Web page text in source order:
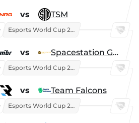
vs TSM
Esports World Cup 2026
vs Spacestation Gaming
Esports World Cup 2026
vs Team Falcons
Esports World Cup 2026